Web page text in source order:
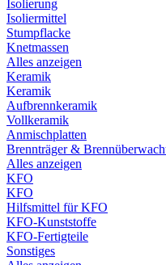
Isolierung
Isoliermittel
Stumpflacke
Knetmassen
Alles anzeigen
Keramik
Keramik
Aufbrennkeramik
Vollkeramik
Anmischplatten
Brennträger &
Alles anzeigen
KFO
KFO
Hilfsmittel für KFO
KFO-Kunststoffe
KFO-Fertigteile
Sonstiges